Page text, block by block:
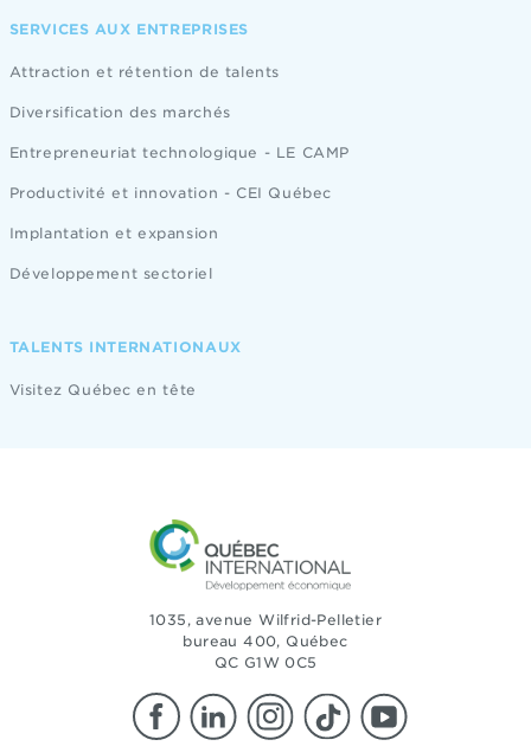
SERVICES AUX ENTREPRISES
Attraction et rétention de talents
Diversification des marchés
Entrepreneuriat technologique - LE CAMP
Productivité et innovation - CEI Québec
Implantation et expansion
Développement sectoriel
TALENTS INTERNATIONAUX
Visitez Québec en tête
1035, avenue Wilfrid-Pelletier
bureau 400, Québec
QC G1W 0C5